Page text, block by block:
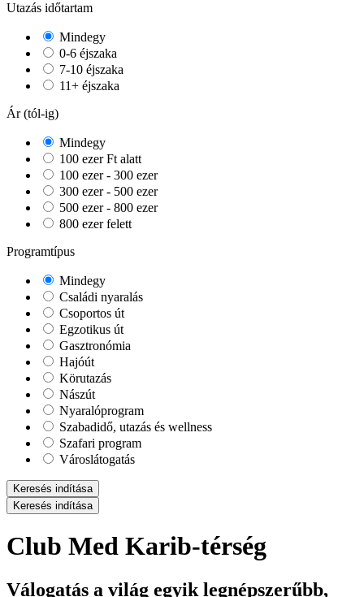
Utazás időtartam
Mindegy
0-6 éjszaka
7-10 éjszaka
11+ éjszaka
Ár (tól-ig)
Mindegy
100 ezer Ft alatt
100 ezer - 300 ezer
300 ezer - 500 ezer
500 ezer - 800 ezer
800 ezer felett
Programtípus
Mindegy
Családi nyaralás
Csoportos út
Egzotikus út
Gasztronómia
Hajóút
Körutazás
Nászút
Nyaralóprogram
Szabadidő, utazás és wellness
Szafari program
Városlátogatás
Keresés indítása
Keresés indítása
Club Med Karib-térség
Válogatás a világ egyik legnépszerűbb,